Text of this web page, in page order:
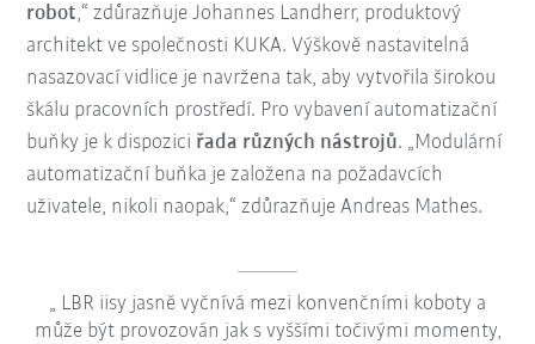
robot,“ zdůrazňuje Johannes Landherr, produktový
architekt ve společnosti KUKA. Výškově nastavitelná
nasazovací vidlice je navržena tak, aby vytvořila širokou
škálu pracovních prostředí. Pro vybavení automatizační
buňky je k dispozici řada různých nástrojů. „Modulární
automatizační buňka je založena na požadavcích
uživatele, nikoli naopak,“ zdůrazňuje Andreas Mathes.
LBR iisy jasně vyčnívá mezi konvenčními koboty a
může být provozován jak s vyššími točivými momenty,